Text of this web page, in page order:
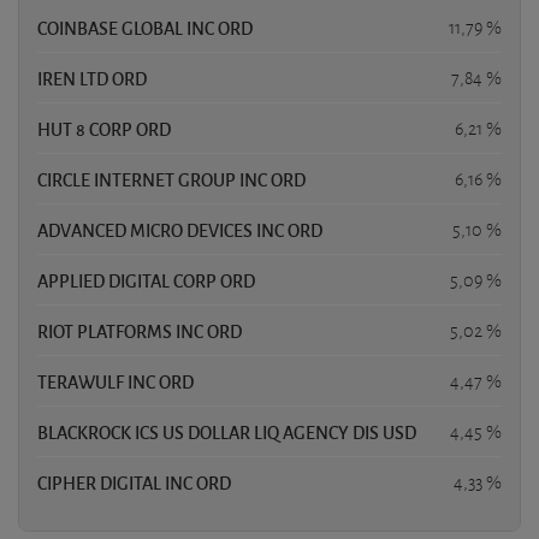
COINBASE GLOBAL INC ORD 11,79 %
IREN LTD ORD 7,84 %
HUT 8 CORP ORD 6,21 %
CIRCLE INTERNET GROUP INC ORD 6,16 %
ADVANCED MICRO DEVICES INC ORD 5,10 %
APPLIED DIGITAL CORP ORD 5,09 %
RIOT PLATFORMS INC ORD 5,02 %
TERAWULF INC ORD 4,47 %
BLACKROCK ICS US DOLLAR LIQ AGENCY DIS USD 4,45 %
CIPHER DIGITAL INC ORD 4,33 %